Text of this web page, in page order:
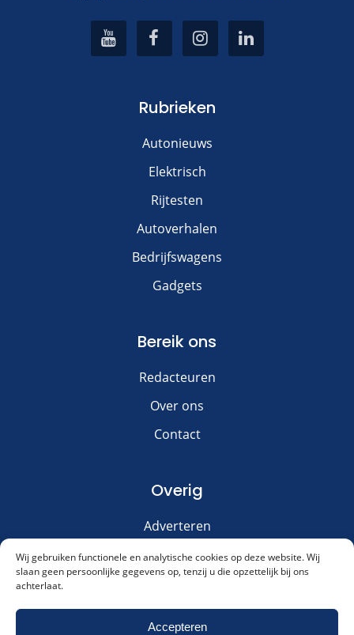
Wij gebruiken functionele en analytische cookies op deze website. Wij
slaan geen persoonlijke gegevens op, tenzij u die opzettelijk bij ons
achterlaat.
Accepteren
Rubrieken
Autonieuws
Elektrisch
Rijtesten
Autoverhalen
Bedrijfswagens
Gadgets
Bereik ons
Redacteuren
Over ons
Contact
Overig
Adverteren
Disclaimer
Privacy & Cookies
Meld je aan voor onze nieuwsbrief!